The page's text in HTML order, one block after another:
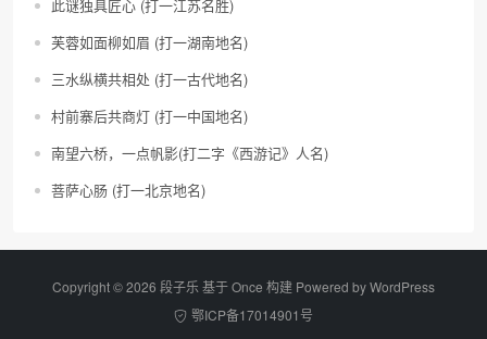
此谜独具匠心 (打一江苏名胜)
芙蓉如面柳如眉 (打一湖南地名)
三水纵横共相处 (打一古代地名)
村前寨后共商灯 (打一中国地名)
南望六桥，一点帆影(打二字《西游记》人名)
菩萨心肠 (打一北京地名)
Copyright © 2026 段子乐 基于 Once 构建 Powered byWordPress
鄂ICP备17014901号